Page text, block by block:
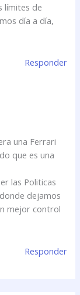
límites de
día a día,
Responder
una Ferrari
que es una
las Politicas
dejamos
mejor control
Responder